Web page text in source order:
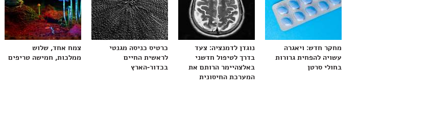
מחקר חדש: ויאגרה
עשויה להפחית גרורות
בחולי סרטן
נוגדן לדמנציה: צעד
בדרך לטיפול חדשני
באלצהיימר הרותם את
המערכת החיסונית
כרטיס כניסה מגנטי
לראשית החיים
בכדור-הארץ
צמח אחד, שלוש
ממלכות, חמישה טריפים